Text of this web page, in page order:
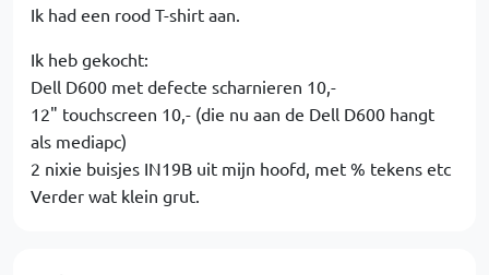
Ik had een rood T-shirt aan.
Ik heb gekocht:
Dell D600 met defecte scharnieren 10,-
12" touchscreen 10,- (die nu aan de Dell D600 hangt
als mediapc)
2 nixie buisjes IN19B uit mijn hoofd, met % tekens etc
Verder wat klein grut.